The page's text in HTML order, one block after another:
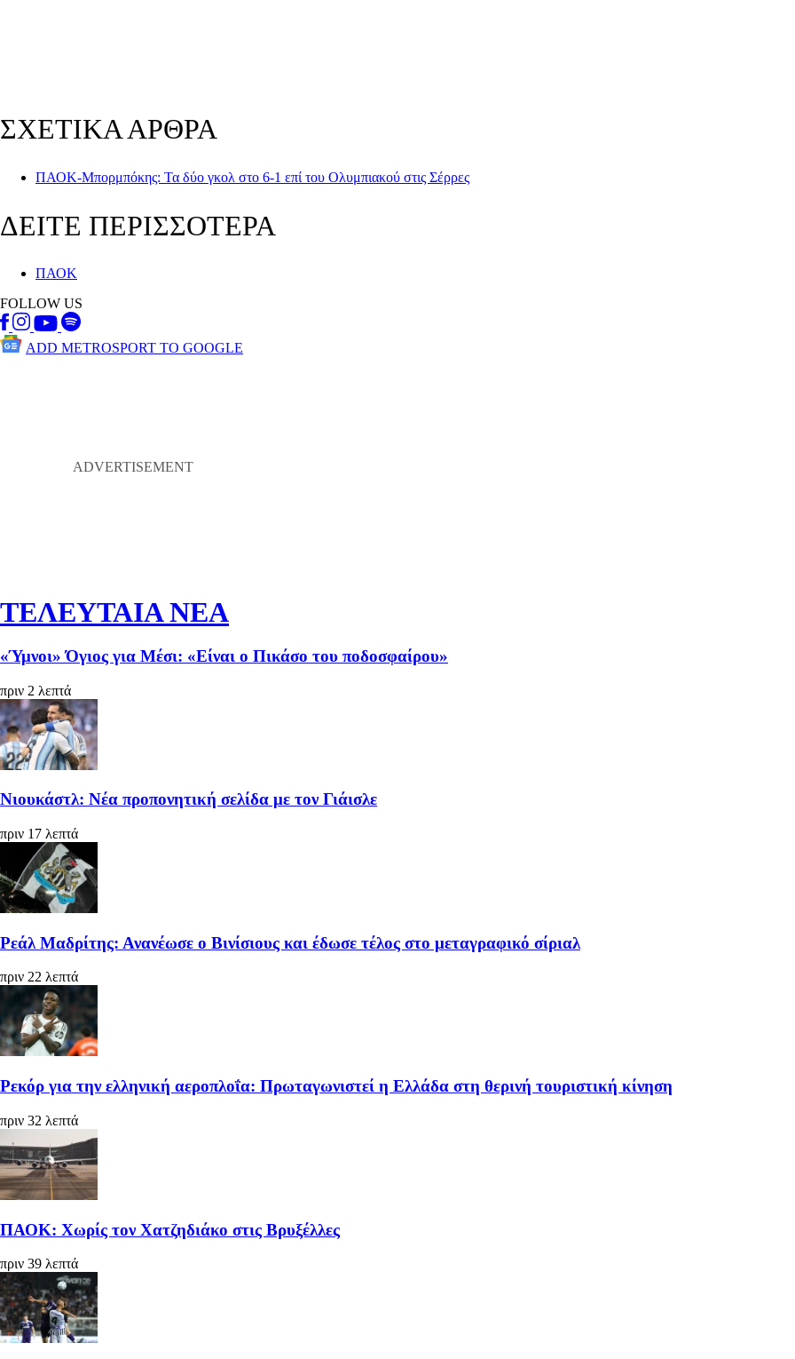
ΣΧΕΤΙΚΑ ΑΡΘΡΑ
ΠΑΟΚ-Μπορμπόκης: Τα δύο γκολ στο 6-1 επί του Ολυμπιακού στις Σέρρες
ΔΕΙΤΕ ΠΕΡΙΣΣΟΤΕΡΑ
ΠΑΟΚ
FOLLOW US
ADD METROSPORT TO GOOGLE
ΤΕΛΕΥΤΑΙΑ ΝΕΑ
«Ύμνοι» Όγιος για Μέσι: «Είναι ο Πικάσο του ποδοσφαίρου»
πριν 2 λεπτά
Νιουκάστλ: Νέα προπονητική σελίδα με τον Γιάισλε
πριν 17 λεπτά
Ρεάλ Μαδρίτης: Ανανέωσε ο Βινίσιους και έδωσε τέλος στο μεταγραφικό σίριαλ
πριν 22 λεπτά
Ρεκόρ για την ελληνική αεροπλοΐα: Πρωταγωνιστεί η Ελλάδα στη θερινή τουριστική κίνηση
πριν 32 λεπτά
ΠΑΟΚ: Χωρίς τον Χατζηδιάκο στις Βρυξέλλες
πριν 39 λεπτά